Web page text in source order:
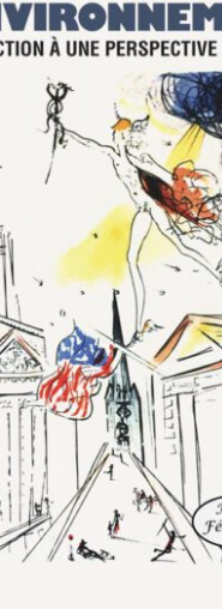
de
à une
globale